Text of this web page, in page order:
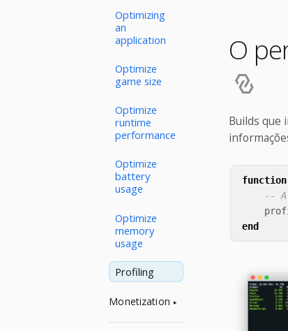
Optimizing
an
application
Optimize
game size
Optimize
runtime
performance
Optimize
battery
usage
Optimize
memory
usage
Profiling
Monetization
O
Builds que
function
--
end